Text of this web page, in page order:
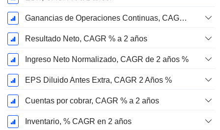
Ganancias de Operaciones Continuas, CAGR % en 2 años
Resultado Neto, CAGR % a 2 años
Ingreso Neto Normalizado, CAGR de 2 años %
EPS Diluido Antes Extra, CAGR 2 Años %
Cuentas por cobrar, CAGR % a 2 años
Inventario, % CAGR en 2 años